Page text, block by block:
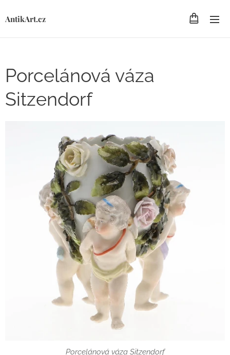
AntikArt.cz
Porcelánová váza
Sitzendorf
Porcelánová váza Sitzendorf
Porcelánová váza Sitzendorf
Porcelánová váza Sitzendorf
Porcelánová váza Sitzendorf